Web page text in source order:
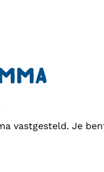
vastgesteld. Je